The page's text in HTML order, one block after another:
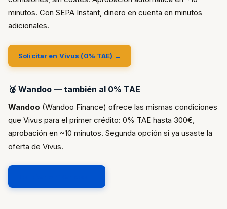
minutos. Con SEPA Instant, dinero en cuenta en minutos
adicionales.
Solicitar en Vivus (0% TAE) →
🥈 Wandoo — también al 0% TAE
Wandoo (Wandoo Finance) ofrece las mismas condiciones
que Vivus para el primer crédito: 0% TAE hasta 300€,
aprobación en ~10 minutos. Segunda opción si ya usaste la
oferta de Vivus.